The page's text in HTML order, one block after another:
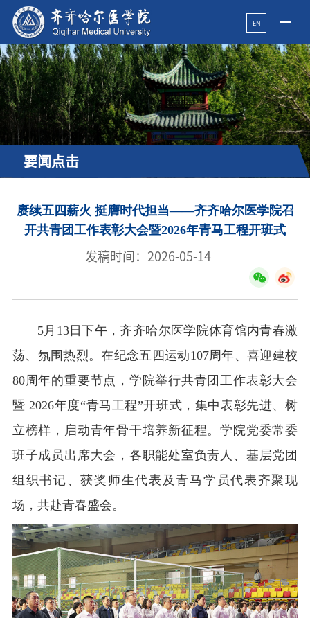
EN
要闻点击
赓续五四薪火 挺膺时代担当——齐齐哈尔医学院召
开共青团工作表彰大会暨2026年青马工程开班式
发稿时间：2026-05-14
5月13日下午，齐齐哈尔医学院体育馆内青春激
荡、氛围热烈。在纪念五四运动107周年、喜迎建校
80周年的重要节点，学院举行共青团工作表彰大会
暨 2026年度“青马工程”开班式，集中表彰先进、树
立榜样，启动青年骨干培养新征程。学院党委常委
班子成员出席大会，各职能处室负责人、基层党团
组织书记、获奖师生代表及青马学员代表齐聚现
场，共赴青春盛会。